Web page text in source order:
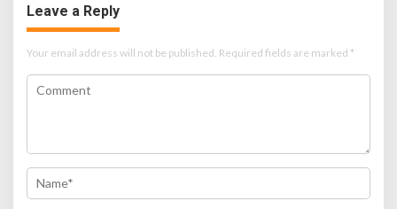
Leave a Reply
Your email address will not be published. Required fields are marked *